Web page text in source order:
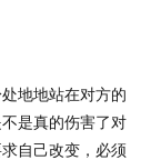
地地站在对方的
是真的伤害了对
自己改变，必须